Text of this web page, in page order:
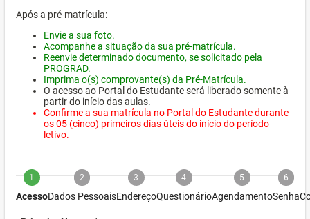
Após a pré-matrícula:
Envie a sua foto.
Acompanhe a situação da sua pré-matrícula.
Reenvie determinado documento, se solicitado pela
PROGRAD.
Imprima o(s) comprovante(s) da Pré-Matrícula.
O acesso ao Portal do Estudante será liberado somente à
partir do início das aulas.
Confirme a sua matrícula no Portal do Estudante durante
os 05 (cinco) primeiros dias úteis do início do período
letivo.
1
Acesso
2
Dados Pessoais
3
Endereço
4
Questionário
5
Agendamento
6
Senha